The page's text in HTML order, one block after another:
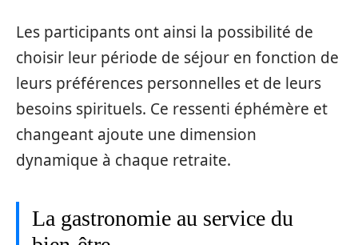
Les participants ont ainsi la possibilité de
choisir leur période de séjour en fonction de
leurs préférences personnelles et de leurs
besoins spirituels. Ce ressenti éphémère et
changeant ajoute une dimension
dynamique à chaque retraite.
La gastronomie au service du